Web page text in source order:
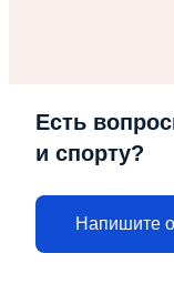
Есть
и спорту?
Напишите